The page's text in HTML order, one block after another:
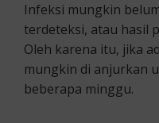
Infeksi mungkin
terdeteksi, atau hasil
Oleh karena itu, jika
mungkin di anjurkan
beberapa minggu.